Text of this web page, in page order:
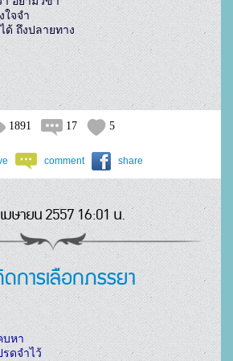
ใจจำ
ด้ ถึงปลายทาง
1891 17 5
comment share
มษายน 2557 16:01 น.
การเลือกภรรยา
บหา
ดจำไว้